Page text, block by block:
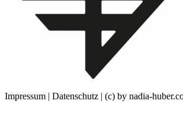
Impressum | Datenschutz | (c) by nadia-